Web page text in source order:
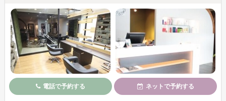
電話で予約する ネットで予約する